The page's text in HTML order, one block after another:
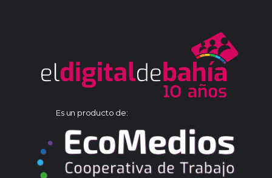
Es un producto de: